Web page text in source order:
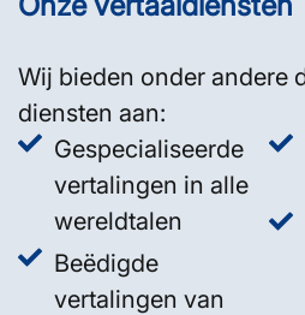
Wij bieden onder andere
diensten aan:
Gespecialiseerde
vertalingen in alle
wereldtalen
Beëdigde
vertalingen van